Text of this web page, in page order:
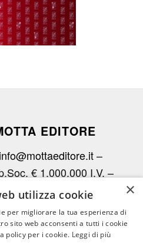
EDITORE
info@mottaeditore.it–
€ 1.000.000 I.V. –
2011580
×
utilizza cookie
per migliorare la tua esperienza di
sito web acconsenti a tutti i cookie
policy per i cookie. Leggi di più